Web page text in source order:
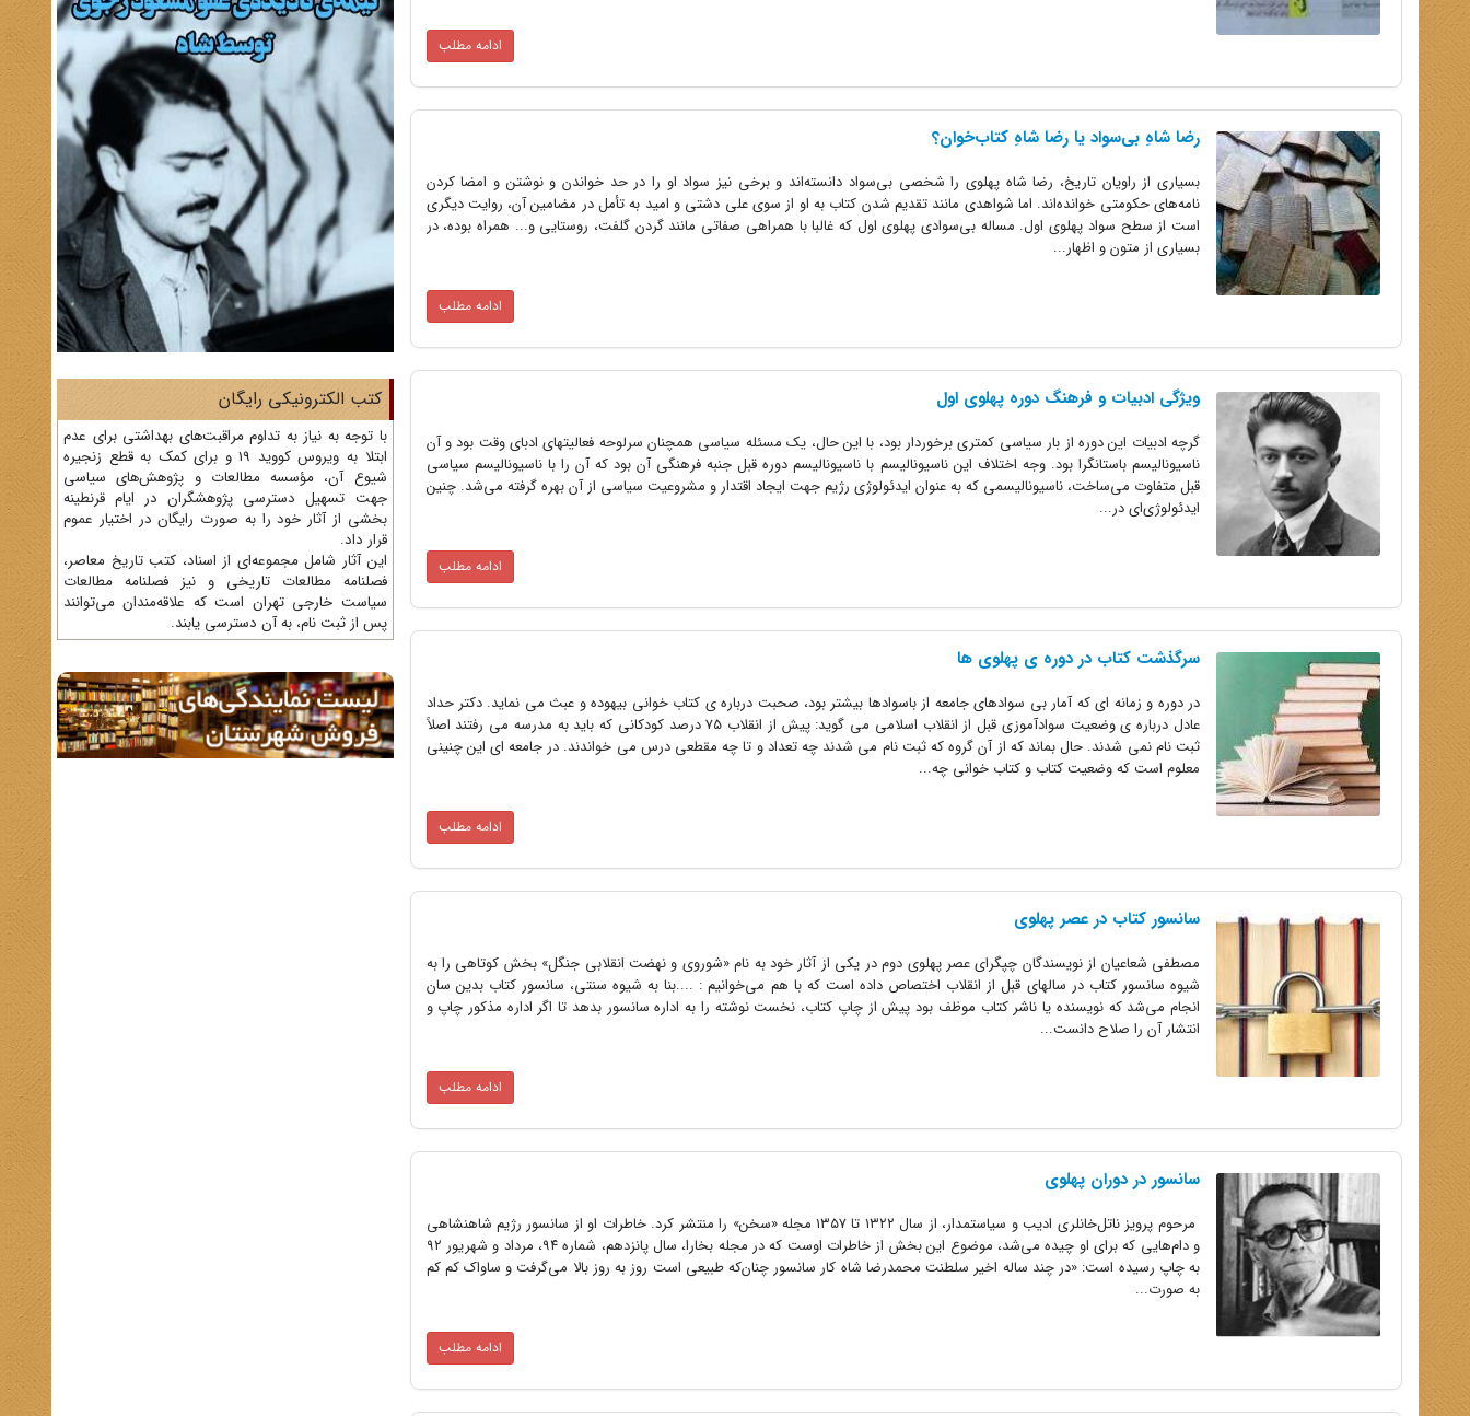
ادامه مطلب
رضا شاهِ بی‌سواد یا رضا شاهِ کتاب‌خوان؟
بسیاری از راویان تاریخ، رضا شاه پهلوی را شخصی بی‌سواد دانسته‌اند و برخی نیز سواد او را در حد خواندن و نوشتن و امضا کردن
نامه‌های حکومتی خوانده‌اند. اما شواهدی مانند تقدیم شدن کتاب به او از سوی علی دشتی و امید به تأمل در مضامین آن، روایت دیگری
است از سطح سواد پهلوی اول. مساله بی‌سوادی پهلوی اول که غالبا با همراهی صفاتی مانند گردن گلفت، روستایی و... همراه بوده، در
بسیاری از متون و اظهار...
ادامه مطلب
ویژگی ادبیات و فرهنگ دوره پهلوی اول
گرچه ادبیات این دوره از بار سیاسی کمتری برخوردار بود، با این حال، یک مسئله سیاسی همچنان سرلوحه فعالیتهای ادبای وقت بود و آن
ناسیونالیسم باستانگرا بود. وجه اختلاف این ناسیونالیسم با ناسیونالیسم دوره قبل جنبه فرهنگی آن بود که آن را با ناسیونالیسم سیاسی
قبل متفاوت می‌ساخت، ناسیونالیسمی که به عنوان ایدئولوژی رژیم جهت ایجاد اقتدار و مشروعیت سیاسی از آن بهره گرفته می‌شد. چنین
ایدئولوژی‌ای در...
ادامه مطلب
سرگذشت کتاب در دوره ی پهلوی ها
در دوره و زمانه ای که آمار بی سوادهای جامعه از باسوادها بیشتر بود، صحبت درباره ی کتاب خوانی بیهوده و عبث می نماید. دکتر حداد
عادل درباره ی وضعیت سوادآموزی قبل از انقلاب اسلامی می گوید: پیش از انقلاب 75 درصد کودکانی که باید به مدرسه می رفتند اصلاً
ثبت نام نمی شدند. حال بماند که از آن گروه که ثبت نام می شدند چه تعداد و تا چه مقطعی درس می خواندند. در جامعه ای این چنینی
معلوم است که وضعیت کتاب و کتاب خوانی چه...
ادامه مطلب
سانسور کتاب در عصر پهلوی
مصطفی شعاعیان از نویسندگان چپگرای عصر پهلوی دوم در یکی از آثار خود به نام «شوروی و نهضت انقلابی جنگل» بخش کوتاهی را به
شیوه سانسور کتاب در سالهای قبل از انقلاب اختصاص داده است که با هم می‌خوانیم : ....بنا به شیوه سنتی، سانسور کتاب بدین سان
انجام می‌شد که نویسنده یا ناشر کتاب موظف بود پیش از چاپ کتاب، نخست نوشته را به اداره سانسور بدهد تا اگر اداره مذکور چاپ و
انتشار آن را صلاح دانست...
ادامه مطلب
سانسور در دوران پهلوی
مرحوم پرویز ناتل‌خانلری ادیب و سیاستمدار، از سال ۱۳۲۲ تا ۱۳۵۷ مجله «سخن» را منتشر کرد. خاطرات او از سانسور رژیم شاهنشاهی
و دام‌هایی که برای او چیده می‌شد، موضوع این بخش از خاطرات اوست که در مجله بخارا، سال پانزدهم، شماره ۹۴، مرداد و شهریور ۹۲
به چاپ رسیده است: «در چند ساله اخیر سلطنت محمدرضا شاه کار سانسور چنان‌که طبیعی است روز به روز بالا می‌گرفت و ساواک کم کم
به صورت...
ادامه مطلب
کتب الکترونیکی رایگان
با توجه به نیاز به تداوم مراقبت‌های بهداشتی برای عدم
ابتلا به ویروس کووید 19 و برای کمک به قطع زنجیره
شیوع آن، مؤسسه مطالعات و پژوهش‌های سیاسی
جهت تسهیل دسترسی پژوهشگران در ایام قرنطینه
بخشی از آثار خود را به صورت رایگان در اختیار عموم
قرار داد.
این آثار شامل مجموعه‌ای از اسناد، کتب تاریخ معاصر،
فصلنامه‌ مطالعات تاریخی و نیز فصلنامه مطالعات
سیاست خارجی تهران است که علاقه‌مندان می‌توانند
پس از ثبت نام، به آن دسترسی یابند.